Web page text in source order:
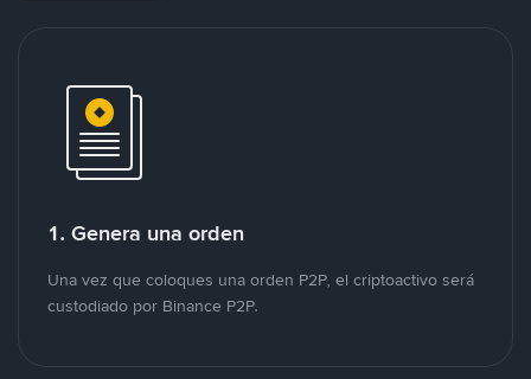
1. Genera una orden
Una vez que coloques una orden P2P, el criptoactivo será
custodiado por Binance P2P.